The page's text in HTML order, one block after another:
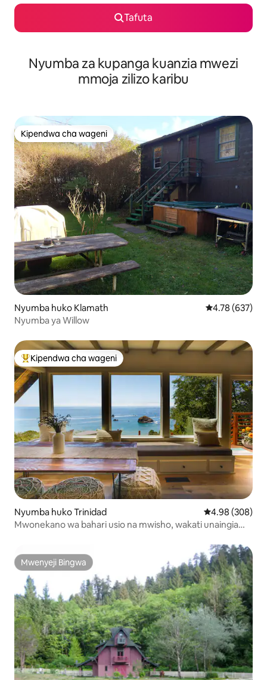
Tafuta
Nyumba za kupanga kuanzia mwezi
mmoja zilizo karibu
Kipendwa cha wageni
Kipendwa cha wageni
Nyumba huko Klamath Ukadiriaji wa
4.78 (637)
Nyumba ya Willow
Kipendwa maarufu cha wageni
Kipendwa cha wageni
Nyumba huko Trinidad Ukadiriaji wa
4.98 (308)
Mwonekano wa bahari usio na mwisho, wakati unaingia
Mwenyeji Bingwa
Mwenyeji Bingwa